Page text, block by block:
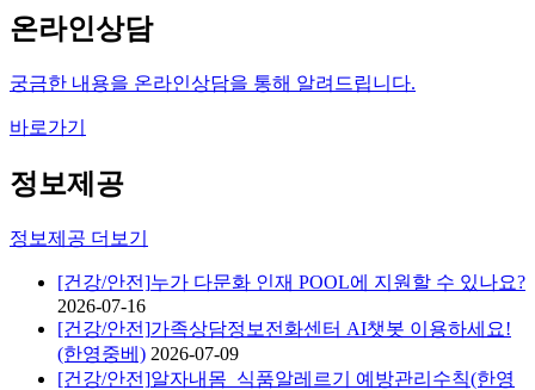
온라인상담
궁금한 내용을 온라인상담을 통해 알려드립니다.
바로가기
정보제공
정보제공 더보기
[건강/안전]누가 다문화 인재 POOL에 지원할 수 있나요?
2026-07-16
[건강/안전]가족상담정보전화센터 AI챗봇 이용하세요!
(한영중베) 2026-07-09
[건강/안전]알자내몸_식품알레르기 예방관리수칙(한영